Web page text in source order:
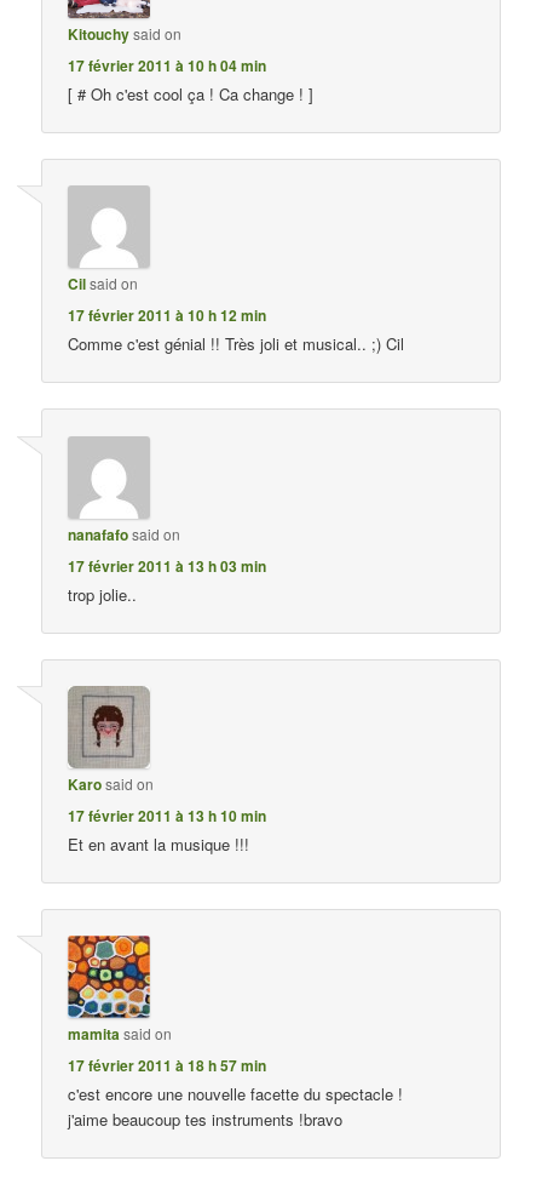
Kitouchysaid on
17 février 2011 à 10 h 04 min
[ # Oh c'est cool ça ! Ca change ! ]
Cilsaid on
17 février 2011 à 10 h 12 min
Comme c'est génial !! Très joli et musical.. ;) Cil
nanafafosaid on
17 février 2011 à 13 h 03 min
trop jolie..
Karosaid on
17 février 2011 à 13 h 10 min
Et en avant la musique !!!
mamitasaid on
17 février 2011 à 18 h 57 min
c'est encore une nouvelle facette du spectacle !
j'aime beaucoup tes instruments !bravo